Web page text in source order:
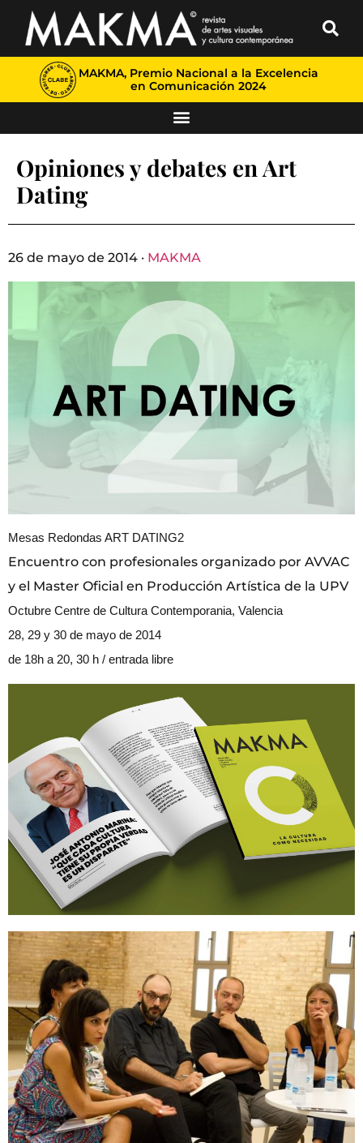
MAKMA, Premio Nacional a la Excelencia
en Comunicación 2024
Opiniones y debates en Art
Dating
26 de mayo de 2014 · MAKMA
Mesas Redondas ART DATING2
Encuentro con profesionales organizado por AVVAC
y el Master Oficial en Producción Artística de la UPV
Octubre Centre de Cultura Contemporania, Valencia
28, 29 y 30 de mayo de 2014
de 18h a 20, 30 h / entrada libre